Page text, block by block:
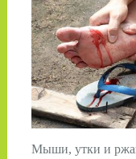
Мыши, утки и